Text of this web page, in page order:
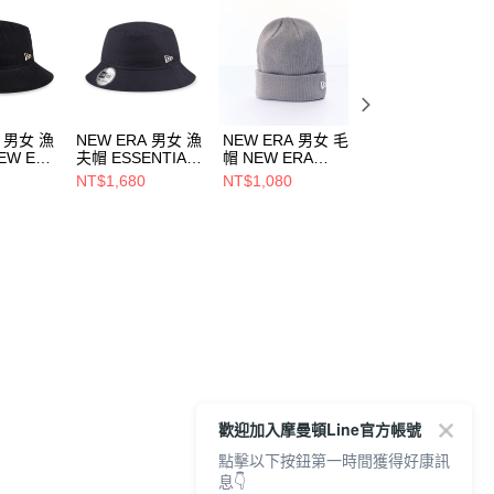
男女 漁
ERA
NEW ERA 男女 漁
夫帽 ESSENTIAL
NEW ERA
NE12881821
NT$1,680
NEW ERA 男女 毛
帽 NEW ERA
NE70534806
NT$1,080
歡迎加入摩曼頓Line官方帳號
點擊以下按鈕第一時間獲得好康訊
息👇